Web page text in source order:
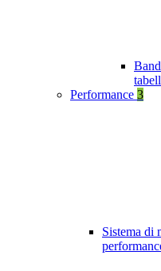
Performance 3
Sistema di